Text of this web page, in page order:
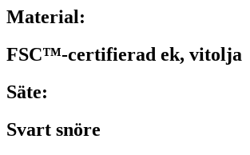
Material:
FSC™-certifierad ek, vitolja
Säte:
Svart snöre